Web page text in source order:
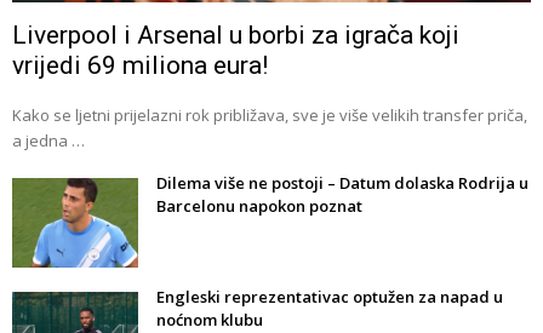
Liverpool i Arsenal u borbi za igrača koji
vrijedi 69 miliona eura!
Kako se ljetni prijelazni rok približava, sve je više velikih transfer priča,
a jedna …
Dilema više ne postoji – Datum dolaska Rodrija u
Barcelonu napokon poznat
Engleski reprezentativac optužen za napad u
noćnom klubu